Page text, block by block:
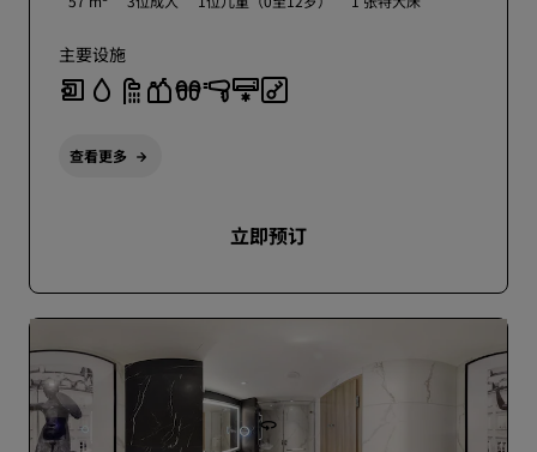
主要设施
查看更多
立即预订